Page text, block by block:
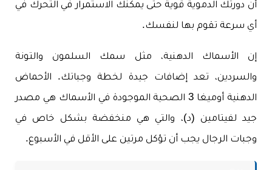
أن دورتك الدموية قوية حتى يمكنك الاستمرار في التحرك في
أي سرعة تقوم بها لنفسك.
إن الأسماك الدهنية، مثل سمك السلمون والتونة
والسردين، تعد إضافات جيدة لخطة وجباتك. الأحماض
الدهنية أوميغا 3 الصحية الموجودة في الأسماك هي مصدر
جيد لفيتامين (د)، والتي هي منخفضة بشكل خاص في
وجبات الرجال يجب أن تؤكل مرتين على الأقل في الأسبوع.